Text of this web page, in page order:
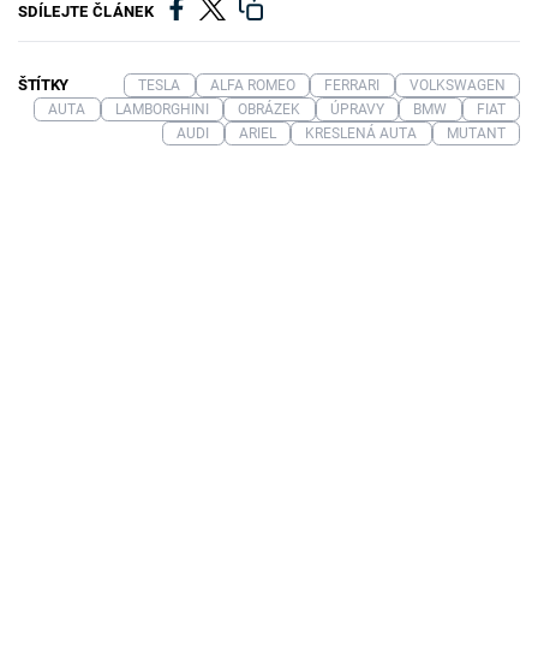
SDÍLEJTE ČLÁNEK
ŠTÍTKY TESLA ALFA ROMEO FERRARI
VOLKSWAGEN
AUTA
LAMBORGHINI OBRÁZEK ÚPRAVY BMW
FIAT
AUDI
ARIEL KRESLENÁ AUTA MUTANT